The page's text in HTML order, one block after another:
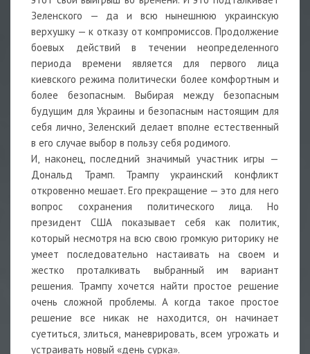
Зеленского — да и всю нынешнюю украинскую
верхушку — к отказу от компромиссов. Продолжение
боевых действий в течении неопределенного
периода времени является для первого лица
киевского режима политически более комфортным и
более безопасным. Выбирая между безопасным
будущим для Украины и безопасным настоящим для
себя лично, Зеленский делает вполне естественный
в его случае выбор в пользу себя родимого.
И, наконец, последний значимый участник игры —
Дональд Трамп. Трампу украинский конфликт
откровенно мешает. Его прекращение — это для него
вопрос сохранения политического лица. Но
президент США показывает себя как политик,
который несмотря на всю свою громкую риторику не
умеет последовательно настаивать на своем и
жестко проталкивать выбранный им вариант
решения. Трампу хочется найти простое решение
очень сложной проблемы. А когда такое простое
решение все никак не находится, он начинает
суетиться, злиться, маневрировать, всем угрожать и
устраивать новый «день сурка».